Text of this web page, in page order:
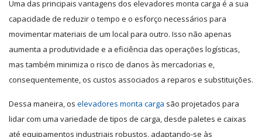
Uma das principais vantagens dos elevadores monta carga é a sua
capacidade de reduzir o tempo e o esforço necessários para
movimentar materiais de um local para outro. Isso não apenas
aumenta a produtividade e a eficiência das operações logísticas,
mas também minimiza o risco de danos às mercadorias e,
consequentemente, os custos associados a reparos e substituições.
Dessa maneira, os elevadores monta carga são projetados para
lidar com uma variedade de tipos de carga, desde paletes e caixas
até equipamentos industriais robustos, adaptando-se às